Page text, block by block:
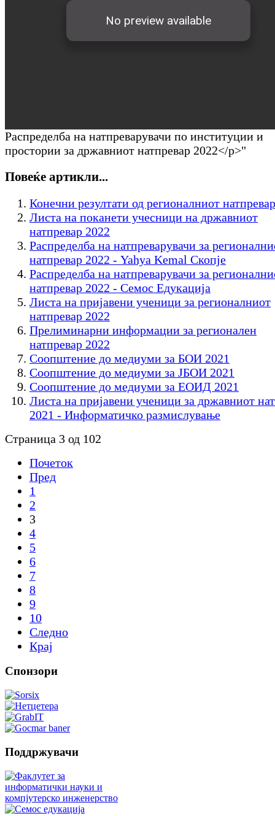
Распределба на натпреварувачи по институции и
простории за државниот натпревар 2022</p>"
Повеќе артикли...
Конечни резултати од регионалниот
Листа на поканети учесници на државниот
натпревар 2022
Распределба на натпреварувачи за
натпревар 2022 - Yahya Kemal Скопје
Распределба на натпреварувачи за
натпревар 2022 - Семос Едукација
Листа на пријавени ученици за регионалниот
натпревар 2022
Прелиминарни информации за регионален
натпревар 2022
Соопштение до медиуми за БОИ 2021
Соопштение до медиуми за ЈБОИ 2021
Соопштение до медиуми за ЕОИД 2021
Листа на пријавени ученици за државниот
2021 - Информатичко размислување
Страница 3 од 102
Почеток
Пред
1
2
3
4
5
6
7
8
9
10
Следно
Крај
Спонзори
Поддржувачи